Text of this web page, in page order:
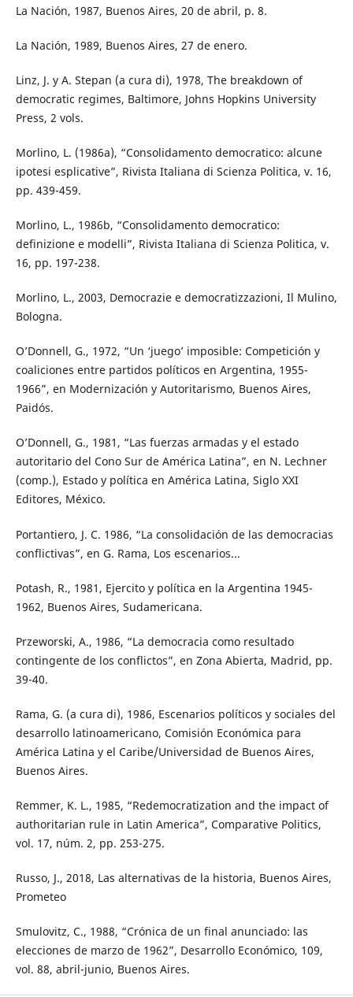
La Nación, 1987, Buenos Aires, 20 de abril, p. 8.
La Nación, 1989, Buenos Aires, 27 de enero.
Linz, J. y A. Stepan (a cura di), 1978, The breakdown of
democratic regimes, Baltimore, Johns Hopkins University
Press, 2 vols.
Morlino, L. (1986a), “Consolidamento democratico: alcune
ipotesi esplicative”, Rivista Italiana di Scienza Politica, v. 16,
pp. 439-459.
Morlino, L., 1986b, “Consolidamento democratico:
definizione e modelli”, Rivista Italiana di Scienza Politica, v.
16, pp. 197-238.
Morlino, L., 2003, Democrazie e democratizzazioni, Il Mulino,
Bologna.
O’Donnell, G., 1972, “Un ‘juego’ imposible: Competición y
coaliciones entre partidos políticos en Argentina, 1955-
1966”, en Modernización y Autoritarismo, Buenos Aires,
Paidós.
O’Donnell, G., 1981, “Las fuerzas armadas y el estado
autoritario del Cono Sur de América Latina”, en N. Lechner
(comp.), Estado y política en América Latina, Siglo XXI
Editores, México.
Portantiero, J. C. 1986, “La consolidación de las democracias
conflictivas”, en G. Rama, Los escenarios...
Potash, R., 1981, Ejercito y política en la Argentina 1945-
1962, Buenos Aires, Sudamericana.
Przeworski, A., 1986, “La democracia como resultado
contingente de los conflictos”, en Zona Abierta, Madrid, pp.
39-40.
Rama, G. (a cura di), 1986, Escenarios políticos y sociales del
desarrollo latinoamericano, Comisión Económica para
América Latina y el Caribe/Universidad de Buenos Aires,
Buenos Aires.
Remmer, K. L., 1985, “Redemocratization and the impact of
authoritarian rule in Latin America”, Comparative Politics,
vol. 17, núm. 2, pp. 253-275.
Russo, J., 2018, Las alternativas de la historia, Buenos Aires,
Prometeo
Smulovitz, C., 1988, “Crónica de un final anunciado: las
elecciones de marzo de 1962”, Desarrollo Económico, 109,
vol. 88, abril-junio, Buenos Aires.